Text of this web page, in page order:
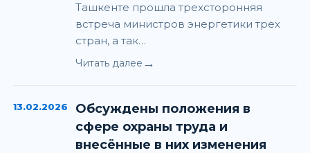
Ташкенте прошла трехсторонняя
встреча министров энергетики трех
стран, а так…
Читать далее →
13.02.2026
Обсуждены положения в
сфере охраны труда и
внесённые в них изменения